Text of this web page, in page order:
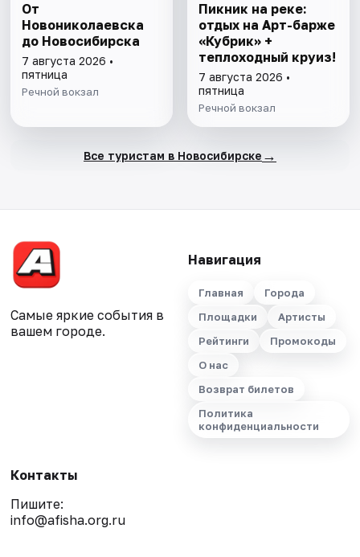
От
Новониколаевска
до Новосибирска
7 августа 2026 •
пятница
Речной вокзал
Пикник на реке:
отдых на Арт-барже
«Кубрик» +
теплоходный круиз!
7 августа 2026 •
пятница
Речной вокзал
Все туристам в Новосибирске →
Самые яркие события в
вашем городе.
Навигация
Главная
Города
Площадки
Артисты
Рейтинги
Промокоды
О нас
Возврат билетов
Политика
конфиденциальности
Контакты
Пишите:
info@afisha.org.ru